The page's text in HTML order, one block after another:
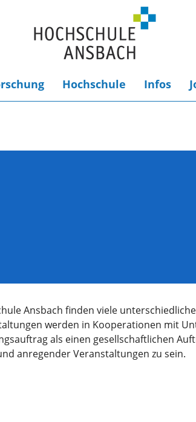
Hochschule Infos
Ansbach finden viele
werden in Kooperationen mit
als einen gesellschaftlichen
anregender Veranstaltungen zu sein.